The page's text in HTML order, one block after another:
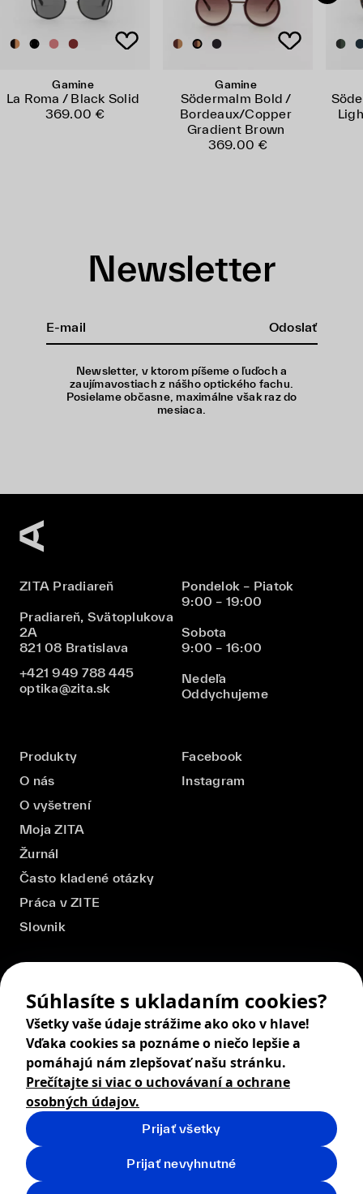
Gamine
La Roma / Black Solid
369.00 €
Gamine
Södermalm Bold /
Bordeaux/Copper
Gradient Brown
369.00 €
Newsletter
Odoslať
Newsletter, v ktorom píšeme o ľuďoch a
zaujímavostiach z nášho optického fachu.
Posielame občasne, maximálne však raz do
mesiaca.
ZITA Pradiareň
Pradiareň, Svätoplukova
2A
821 08 Bratislava
+421 949 788 445
optika@zita.sk
Pondelok – Piatok
9:00 – 19:00
Sobota
9:00 – 16:00
Nedeľa
Oddychujeme
Produkty
O nás
O vyšetrení
Moja ZITA
Žurnál
Často kladené otázky
Práca v ZITE
Slovnik
Facebook
Instagram
© 2026 ZITA, design by khn office,
Digital products by
Obchodné podmienky
Súhlasíte s ukladaním cookies?
Všetky vaše údaje strážime ako oko v hlave!
Vďaka cookies sa poznáme o niečo lepšie a
pomáhajú nám zlepšovať našu stránku.
Prečítajte si viac o uchovávaní a ochrane
osobných údajov.
Prijať všetky
Prijať nevyhnutné